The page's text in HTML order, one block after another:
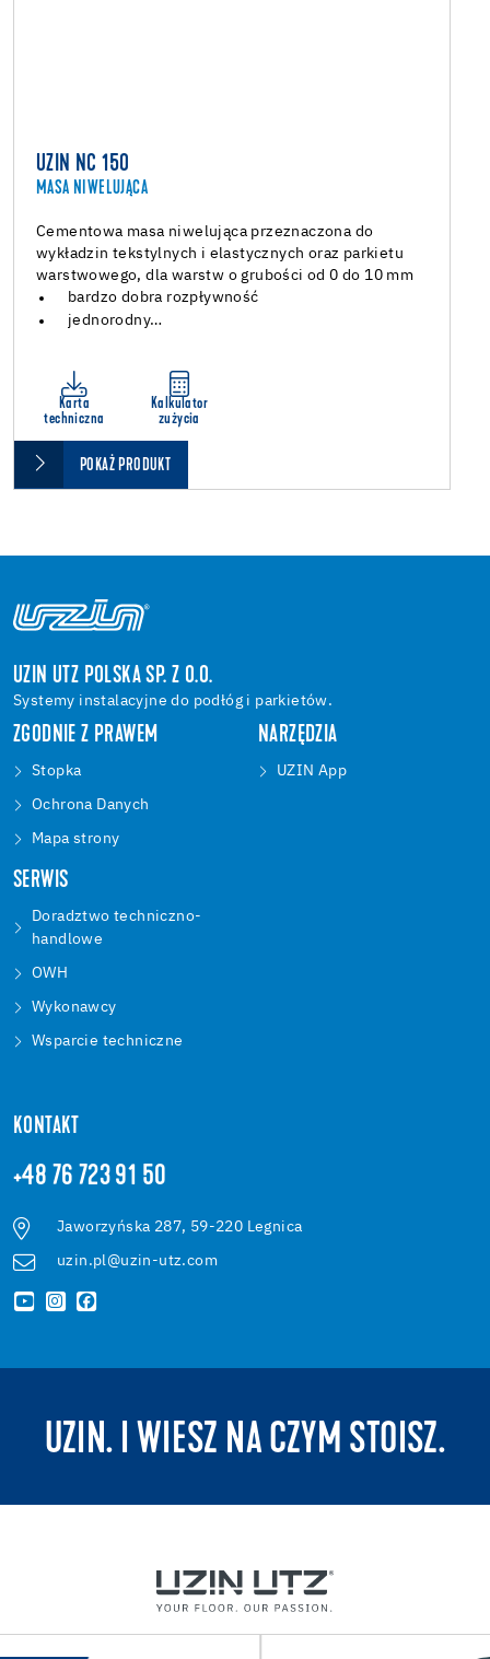
UZIN NC 150
MASA NIWELUJĄCA
Cementowa masa niwelująca przeznaczona do
wykładzin tekstylnych i elastycznych oraz parkietu
warstwowego, dla warstw o grubości od 0 do 10 mm
bardzo dobra rozpływność
jednorodny…
Karta
techniczna
Kalkulator
zużycia
POKAŻ PRODUKT
UZIN UTZ POLSKA SP. Z O.O.
Systemy instalacyjne do podłóg i parkietów.
ZGODNIE Z PRAWEM
Stopka
Ochrona Danych
Mapa strony
NARZĘDZIA
UZIN App
SERWIS
Doradztwo techniczno-
handlowe
OWH
Wykonawcy
Wsparcie techniczne
KONTAKT
+48 76 723 91 50
Jaworzyńska 287, 59-220 Legnica
uzin.pl@uzin-utz.com
UZIN. I WIESZ NA CZYM STOISZ.